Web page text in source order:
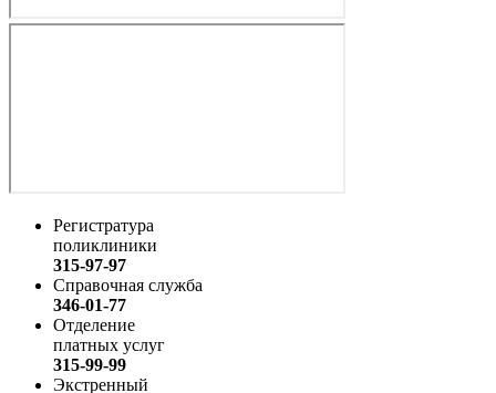
Регистратура
поликлиники
315-97-97
Справочная служба
346-01-77
Отделение
платных услуг
315-99-99
Экстренный